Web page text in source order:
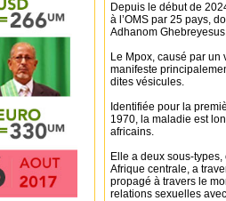
Depuis le début de
à l’OMS par 25 pays,
Adhanom
Le Mpox, causé par
manifeste
dites vésicules.
Identifiée pour la
1970, la maladie est
africains.
Elle a deux sous-
Afrique centrale, a
propagé à travers le
relations sexuelles